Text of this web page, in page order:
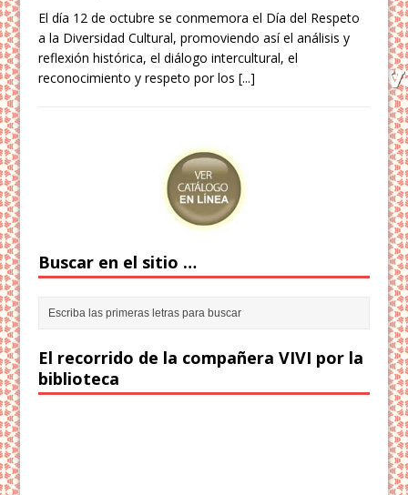
El día 12 de octubre se conmemora el Día del Respeto
a la Diversidad Cultural, promoviendo así el análisis y
reflexión histórica, el diálogo intercultural, el
reconocimiento y respeto por los[...]
Buscar en el sitio …
El recorrido de la compañera VIVI por la
biblioteca